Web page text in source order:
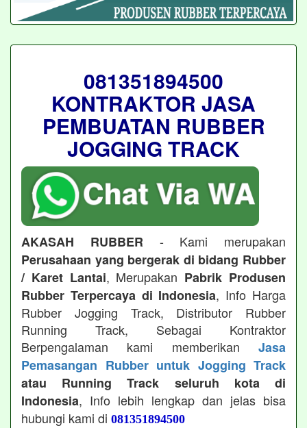
081351894500
KONTRAKTOR JASA
PEMBUATAN RUBBER
JOGGING TRACK
AKASAH RUBBER - Kami merupakan
Perusahaan yang bergerak di bidang Rubber
/ Karet Lantai, Merupakan Pabrik Produsen
Rubber Terpercaya di Indonesia, Info Harga
Rubber Jogging Track, Distributor Rubber
Running Track, Sebagai Kontraktor
Berpengalaman kami memberikan Jasa
Pemasangan Rubber untuk Jogging Track
atau Running Track seluruh kota di
Indonesia, Info lebih lengkap dan jelas bisa
hubungi kami di 081351894500